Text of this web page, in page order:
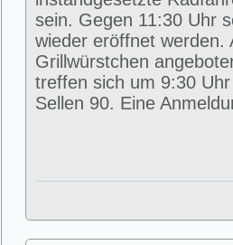
sein. Gegen 11:30 Uhr
wieder eröffnet werden.
Grillwürstchen
treffen sich um 9:30
Sellen 90. Eine